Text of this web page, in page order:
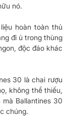
nó.
hoàn toàn thủ
đi ủ trong thùng
độc đáo khác
30 là chai rượu
không thể thiếu,
Ballantines 30
chúng.